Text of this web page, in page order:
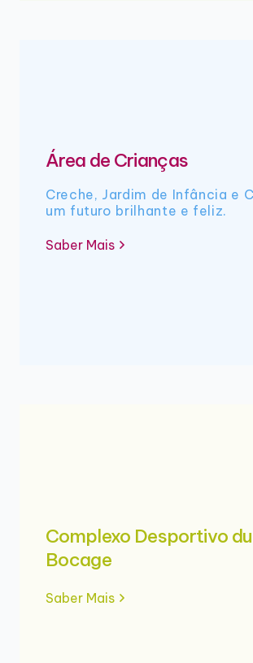
Área de Crianças
Creche, Jardim de Infância e
um futuro brilhante e feliz.
Saber Mais
Complexo Desportivo du
Bocage
Saber Mais